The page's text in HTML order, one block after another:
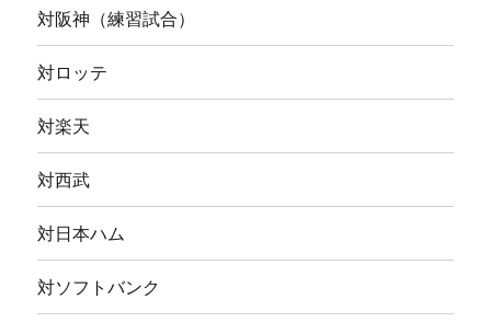
対阪神（練習試合）
対ロッテ
対楽天
対西武
対日本ハム
対ソフトバンク